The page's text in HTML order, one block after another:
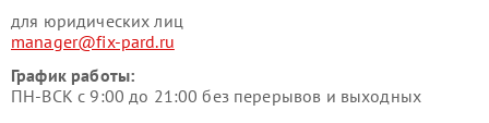
для юридических лиц
manager@fix-pard.ru
График работы:
ПН-ВСК с 9:00 до 21:00 без перерывов и выходных